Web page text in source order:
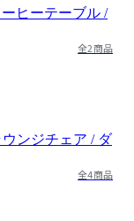
全2商品
全4商品